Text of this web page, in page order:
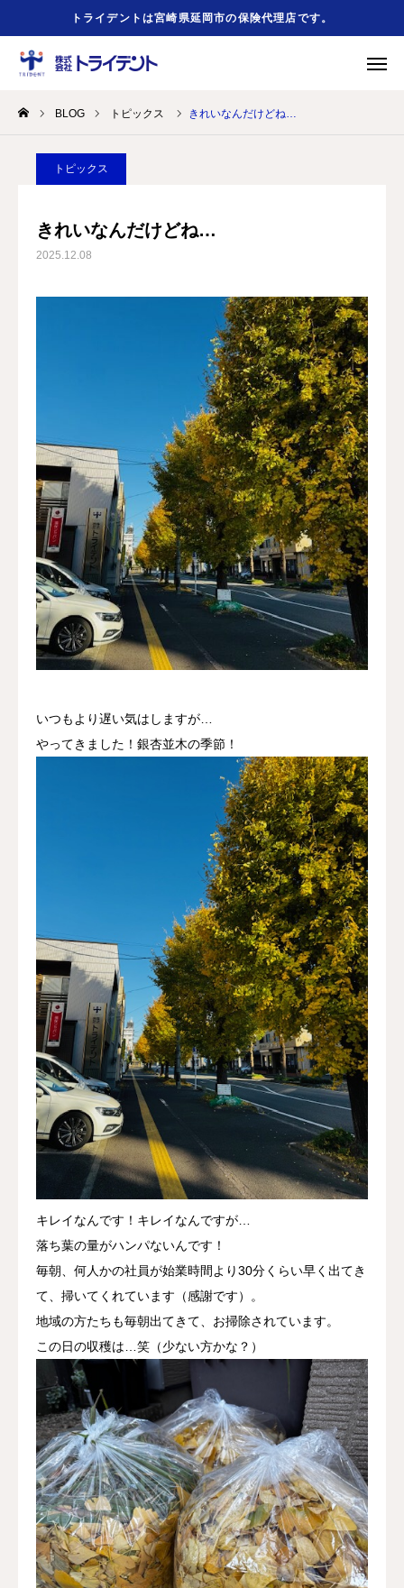
トライデントは宮崎県延岡市の保険代理店です。
BLOG トピックス きれいなんだけどね…
トピックス
きれいなんだけどね…
2025.12.08
いつもより遅い気はしますが…
やってきました！銀杏並木の季節！
キレイなんです！キレイなんですが…
落ち葉の量がハンパないんです！
毎朝、何人かの社員が始業時間より30分くらい早く出てき
て、掃いてくれています（感謝です）。
地域の方たちも毎朝出てきて、お掃除されています。
この日の収穫は…笑（少ない方かな？）
緊急時 事故の時
友だち追加
会社概要
トピックス
お問合せ
採用情報